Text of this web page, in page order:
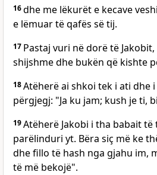
16dhe me lëkurët e kecave
e lëmuar të qafës së tij.
17 Pastaj vuri në dorë të
shijshme dhe bukën që kishte
18Atëherë ai shkoi tek i ati dhe
përgjegj: "Ja ku jam; kush je ti,
19Atëherë Jakobi i tha babait të
parëlinduri yt. Bëra siç më ke
dhe fillo të hash nga gjahu im,
të më bekojë".